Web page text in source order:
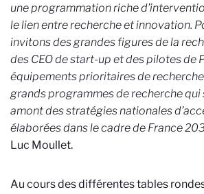
une programmation riche
le lien entre recherche et innovation.
invitons des grandes figures de la
des CEO de start-up et des pilotes de
équipements prioritaires de recherche
grands programmes de recherche qui
amont des stratégies nationales
élaborées dans le cadre de France
Luc Moullet.
Au cours des différentes tables